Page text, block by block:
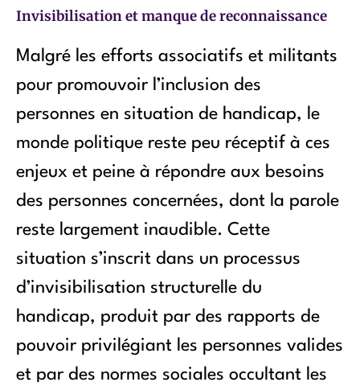
Invisibilisation et manque de reconnaissance
Malgré les efforts associatifs et militants
pour promouvoir l’inclusion des
personnes en situation de handicap, le
monde politique reste peu réceptif à ces
enjeux et peine à répondre aux besoins
des personnes concernées, dont la parole
reste largement inaudible. Cette
situation s’inscrit dans un processus
d’invisibilisation structurelle du
handicap, produit par des rapports de
pouvoir privilégiant les personnes valides
et par des normes sociales occultant les